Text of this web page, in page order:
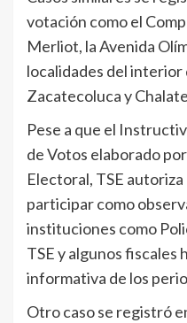
votación como el
Merliot, la Avenida
localidades del interior
Zacatecoluca y
Pese a que el
de Votos elaborado
Electoral, TSE
participar como
instituciones como
TSE y algunos fiscales
informativa de los
Otro caso se registró